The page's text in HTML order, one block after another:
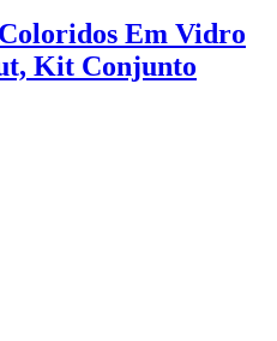
Em Vidro
Kit Conjunto